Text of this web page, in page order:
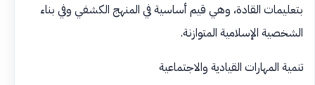
بتعليمات القادة، وهي قيم أساسية في المنهج الكشفي وفي بناء
الشخصية الإسلامية المتوازنة.
تنمية المهارات القيادية والاجتماعية